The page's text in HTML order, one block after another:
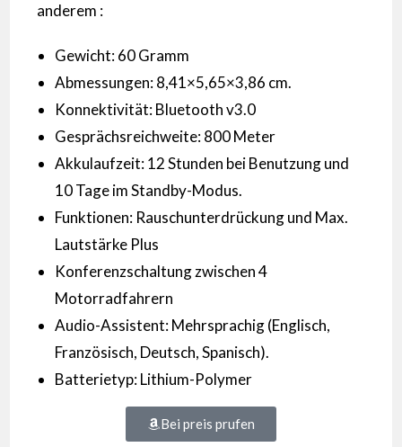
anderem :
Gewicht: 60 Gramm
Abmessungen: 8,41×5,65×3,86 cm.
Konnektivität: Bluetooth v3.0
Gesprächsreichweite: 800 Meter
Akkulaufzeit: 12 Stunden bei Benutzung und
10 Tage im Standby-Modus.
Funktionen: Rauschunterdrückung und Max.
Lautstärke Plus
Konferenzschaltung zwischen 4
Motorradfahrern
Audio-Assistent: Mehrsprachig (Englisch,
Französisch, Deutsch, Spanisch).
Batterietyp: Lithium-Polymer
Bei preis prufen